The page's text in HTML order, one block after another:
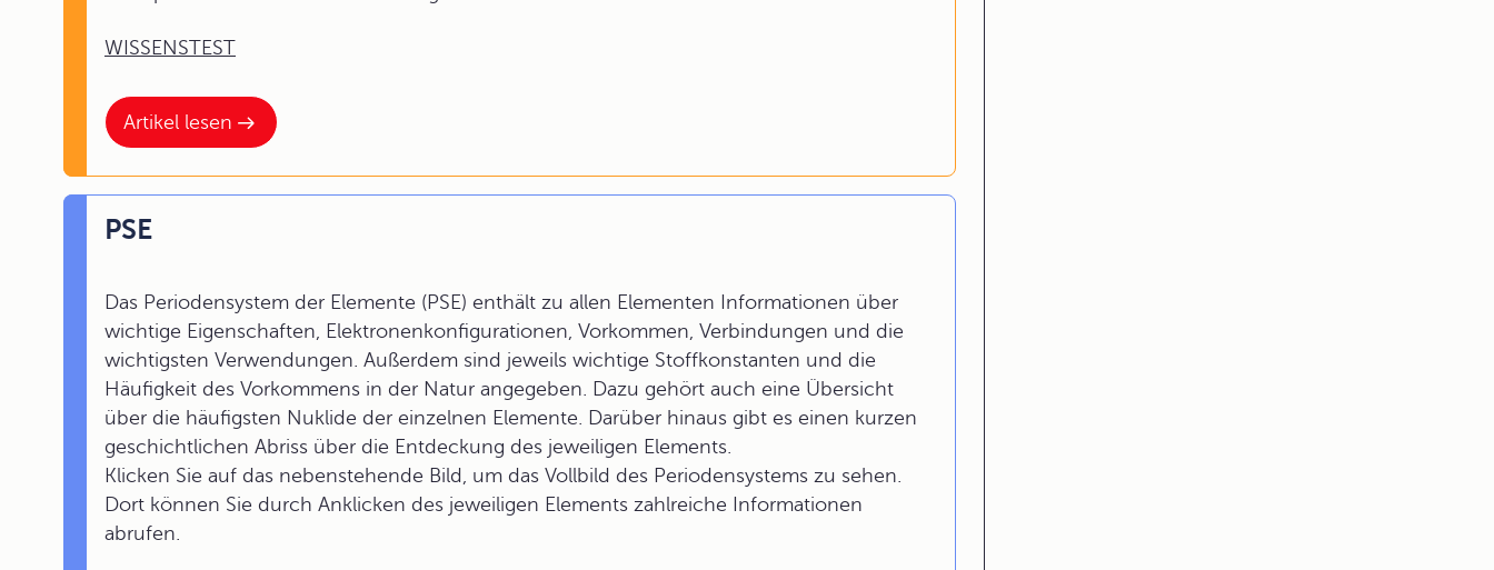
Artikel lesen
WISSENSTEST
PSE
Das Periodensystem der Elemente (PSE) enthält zu allen Elementen Informationen über
wichtige Eigenschaften, Elektronenkonfigurationen, Vorkommen, Verbindungen und die
wichtigsten Verwendungen. Außerdem sind jeweils wichtige Stoffkonstanten und die
Häufigkeit des Vorkommens in der Natur angegeben. Dazu gehört auch eine Übersicht
über die häufigsten Nuklide der einzelnen Elemente. Darüber hinaus gibt es einen kurzen
geschichtlichen Abriss über die Entdeckung des jeweiligen Elements.
Klicken Sie auf das nebenstehende Bild, um das Vollbild des Periodensystems zu sehen.
Dort können Sie durch Anklicken des jeweiligen Elements zahlreiche Informationen
abrufen.